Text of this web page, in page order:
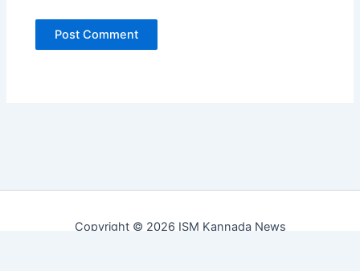
Copyright © 2026 ISM Kannada News